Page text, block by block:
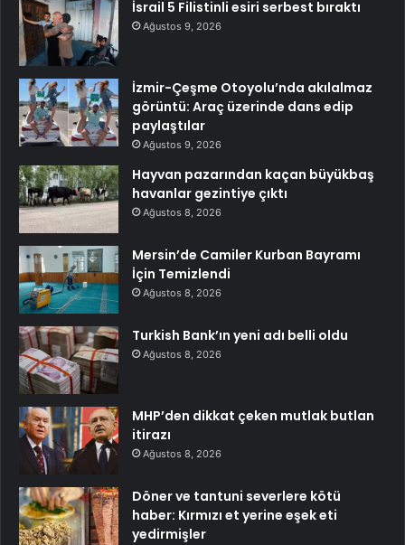
İsrail 5 Filistinli esiri serbest bıraktı
Ağustos 9, 2026
İzmir-Çeşme Otoyolu’nda akılalmaz
görüntü: Araç üzerinde dans edip
paylaştılar
Ağustos 9, 2026
Hayvan pazarından kaçan büyükbaş
havanlar gezintiye çıktı
Ağustos 8, 2026
Mersin’de Camiler Kurban Bayramı
İçin Temizlendi
Ağustos 8, 2026
Turkish Bank’ın yeni adı belli oldu
Ağustos 8, 2026
MHP’den dikkat çeken mutlak butlan
itirazı
Ağustos 8, 2026
Döner ve tantuni severlere kötü
haber: Kırmızı et yerine eşek eti
yedirmişler